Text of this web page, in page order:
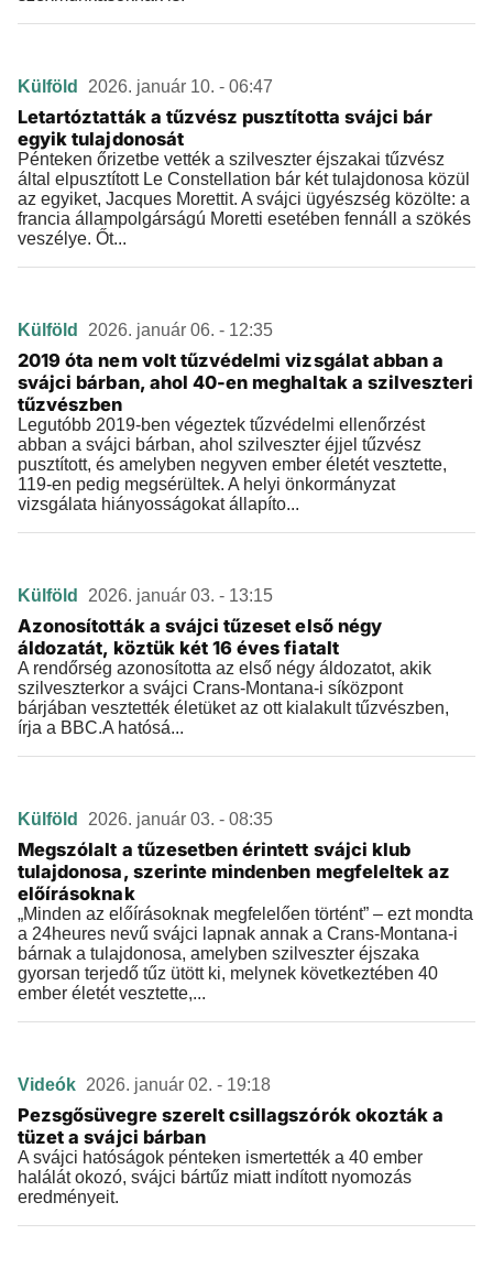
Külföld 2026. január 10. - 06:47
Letartóztatták a tűzvész pusztította svájci bár
egyik tulajdonosát
Pénteken őrizetbe vették a szilveszter éjszakai tűzvész
által elpusztított Le Constellation bár két tulajdonosa közül
az egyiket, Jacques Morettit. A svájci ügyészség közölte: a
francia állampolgárságú Moretti esetében fennáll a szökés
veszélye. Őt...
Külföld 2026. január 06. - 12:35
2019 óta nem volt tűzvédelmi vizsgálat abban a
svájci bárban, ahol 40-en meghaltak a szilveszteri
tűzvészben
Legutóbb 2019-ben végeztek tűzvédelmi ellenőrzést
abban a svájci bárban, ahol szilveszter éjjel tűzvész
pusztított, és amelyben negyven ember életét vesztette,
119-en pedig megsérültek. A helyi önkormányzat
vizsgálata hiányosságokat állapíto...
Külföld 2026. január 03. - 13:15
Azonosították a svájci tűzeset első négy
áldozatát, köztük két 16 éves fiatalt
A rendőrség azonosította az első négy áldozatot, akik
szilveszterkor a svájci Crans-Montana-i síközpont
bárjában vesztették életüket az ott kialakult tűzvészben,
írja a BBC.A hatósá...
Külföld 2026. január 03. - 08:35
Megszólalt a tűzesetben érintett svájci klub
tulajdonosa, szerinte mindenben megfeleltek az
előírásoknak
„Minden az előírásoknak megfelelően történt” – ezt mondta
a 24heures nevű svájci lapnak annak a Crans-Montana-i
bárnak a tulajdonosa, amelyben szilveszter éjszaka
gyorsan terjedő tűz ütött ki, melynek következtében 40
ember életét vesztette,...
Videók 2026. január 02. - 19:18
Pezsgősüvegre szerelt csillagszórók okozták a
tüzet a svájci bárban
A svájci hatóságok pénteken ismertették a 40 ember
halálát okozó, svájci bártűz miatt indított nyomozás
eredményeit.